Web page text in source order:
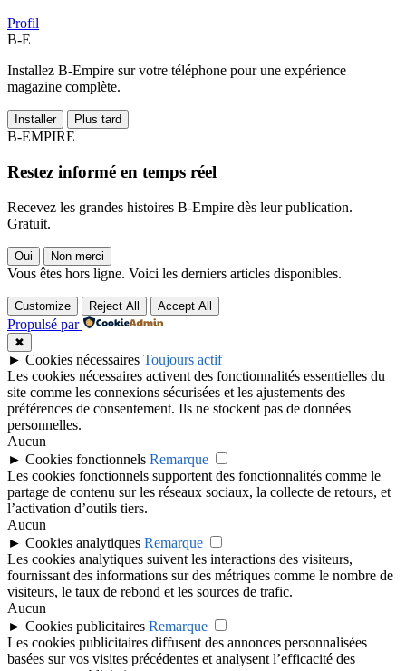
Profil
B-E
Installez B-Empire sur votre téléphone pour une expérience
magazine complète.
Installer Plus tard
B-EMPIRE
Restez informé en temps réel
Recevez les grandes histoires B-Empire dès leur publication.
Gratuit.
Oui Non merci
Vous êtes hors ligne. Voici les derniers articles disponibles.
Customize Reject All Accept All
Propulsé par
✖
► Cookies nécessaires Toujours actif
Les cookies nécessaires activent des fonctionnalités essentielles du
site comme les connexions sécurisées et les ajustements des
préférences de consentement. Ils ne stockent pas de données
personnelles.
Aucun
► Cookies fonctionnels Remarque
Les cookies fonctionnels supportent des fonctionnalités comme le
partage de contenu sur les réseaux sociaux, la collecte de retours, et
l’activation d’outils tiers.
Aucun
► Cookies analytiques Remarque
Les cookies analytiques suivent les interactions des visiteurs,
fournissant des informations sur des métriques comme le nombre de
visiteurs, le taux de rebond et les sources de trafic.
Aucun
► Cookies publicitaires Remarque
Les cookies publicitaires diffusent des annonces personnalisées
basées sur vos visites précédentes et analysent l’efficacité des